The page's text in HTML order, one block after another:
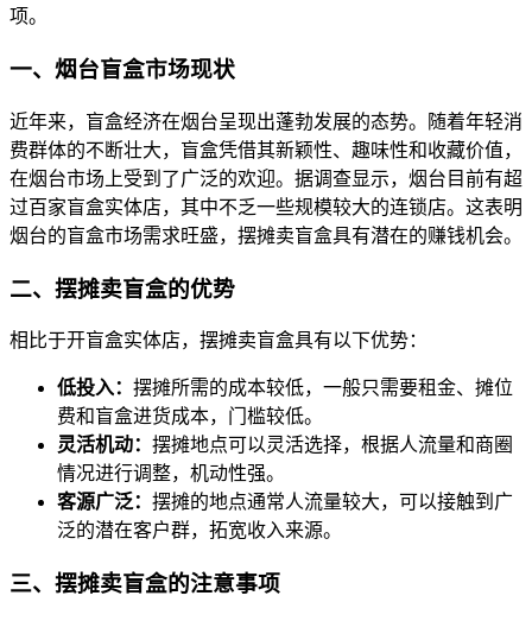
项。
一、烟台盲盒市场现状
近年来，盲盒经济在烟台呈现出蓬勃发展的态势。随着年轻消
费群体的不断壮大，盲盒凭借其新颖性、趣味性和收藏价值，
在烟台市场上受到了广泛的欢迎。据调查显示，烟台目前有超
过百家盲盒实体店，其中不乏一些规模较大的连锁店。这表明
烟台的盲盒市场需求旺盛，摆摊卖盲盒具有潜在的赚钱机会。
二、摆摊卖盲盒的优势
相比于开盲盒实体店，摆摊卖盲盒具有以下优势：
低投入： 摆摊所需的成本较低，一般只需要租金、摊位
费和盲盒进货成本，门槛较低。
灵活机动： 摆摊地点可以灵活选择，根据人流量和商圈
情况进行调整，机动性强。
客源广泛： 摆摊的地点通常人流量较大，可以接触到广
泛的潜在客户群，拓宽收入来源。
三、摆摊卖盲盒的注意事项